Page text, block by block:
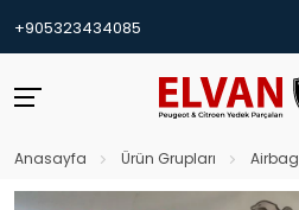
+905323434085
Anasayfa Ürün Grupları Airbag